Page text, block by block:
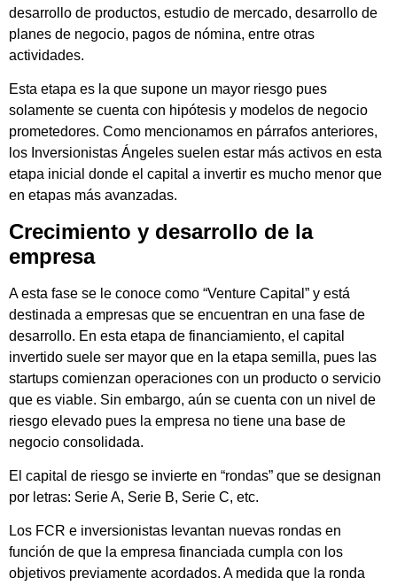
desarrollo de productos, estudio de mercado, desarrollo de
planes de negocio, pagos de nómina, entre otras
actividades.
Esta etapa es la que supone un mayor riesgo pues
solamente se cuenta con hipótesis y modelos de negocio
prometedores. Como mencionamos en párrafos anteriores,
los Inversionistas Ángeles suelen estar más activos en esta
etapa inicial donde el capital a invertir es mucho menor que
en etapas más avanzadas.
Crecimiento y desarrollo de la
empresa
A esta fase se le conoce como “Venture Capital” y está
destinada a empresas que se encuentran en una fase de
desarrollo. En esta etapa de financiamiento, el capital
invertido suele ser mayor que en la etapa semilla, pues las
startups comienzan operaciones con un producto o servicio
que es viable. Sin embargo, aún se cuenta con un nivel de
riesgo elevado pues la empresa no tiene una base de
negocio consolidada.
El capital de riesgo se invierte en “rondas” que se designan
por letras: Serie A, Serie B, Serie C, etc.
Los FCR e inversionistas levantan nuevas rondas en
función de que la empresa financiada cumpla con los
objetivos previamente acordados. A medida que la ronda